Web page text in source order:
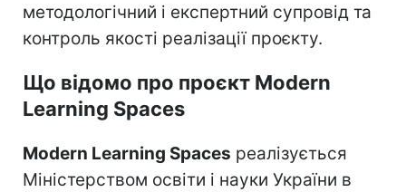
методологічний і експертний супровід та
контроль якості реалізації проєкту.
Що відомо про проєкт Modern
Learning Spaces
Modern Learning Spaces реалізується
Міністерством освіти і науки України в